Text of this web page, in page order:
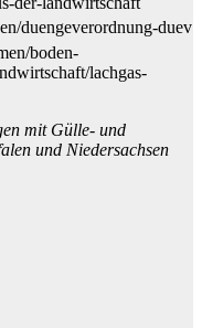
duengeverordnung-duev
boden-
lachgas-
mit Gülle- und
und Niedersachsen